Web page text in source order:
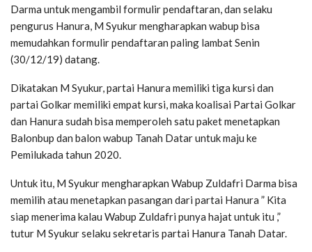
Darma untuk mengambil formulir pendaftaran, dan selaku
pengurus Hanura, M Syukur mengharapkan wabup bisa
memudahkan formulir pendaftaran paling lambat Senin
(30/12/19) datang.
Dikatakan M Syukur, partai Hanura memiliki tiga kursi dan
partai Golkar memiliki empat kursi, maka koalisai Partai Golkar
dan Hanura sudah bisa memperoleh satu paket menetapkan
Balonbup dan balon wabup Tanah Datar untuk maju ke
Pemilukada tahun 2020.
Untuk itu, M Syukur mengharapkan Wabup Zuldafri Darma bisa
memilih atau menetapkan pasangan dari partai Hanura ” Kita
siap menerima kalau Wabup Zuldafri punya hajat untuk itu ,”
tutur M Syukur selaku sekretaris partai Hanura Tanah Datar.